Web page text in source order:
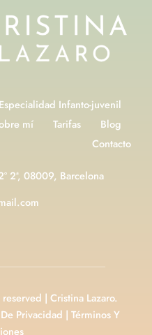
Especialidad Infanto-juvenil
mí Tarifas
Blog
Contacto
2ª, 08009, Barcelona
| Cristina Lazaro.
Privacidad | Términos Y